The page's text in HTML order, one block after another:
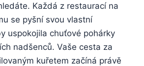
Každá z restaurací ⁢na
se pyšní svou vlastní​
uspokojila chuťové pohárky
nadšenců. Vaše cesta za
kuřetem ⁢začíná ⁣právě